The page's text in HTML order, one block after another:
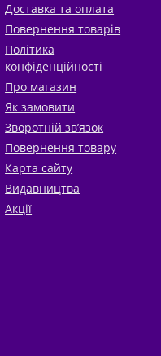
Доставка та оплата
Повернення товарів
Політика
конфіденційності
Про магазин
Як замовити
Зворотній зв’язок
Повернення товару
Карта сайту
Видавництва
Акції